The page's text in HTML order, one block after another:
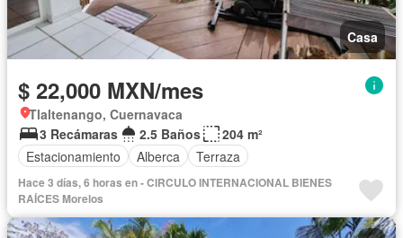
Casa
$ 22,000 MXN/mes
Tlaltenango, Cuernavaca
3 Recámaras
2.5 Baños
204 m²
Estacionamiento
Alberca Terraza
Hace 3 días, 6 horas en - CIRCULO INTERNACIONAL BIENES
RAÍCES Morelos